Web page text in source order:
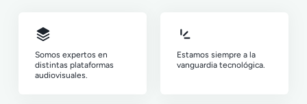
Somos expertos en
distintas plataformas
audiovisuales.
Estamos siempre a la
vanguardia tecnológica.